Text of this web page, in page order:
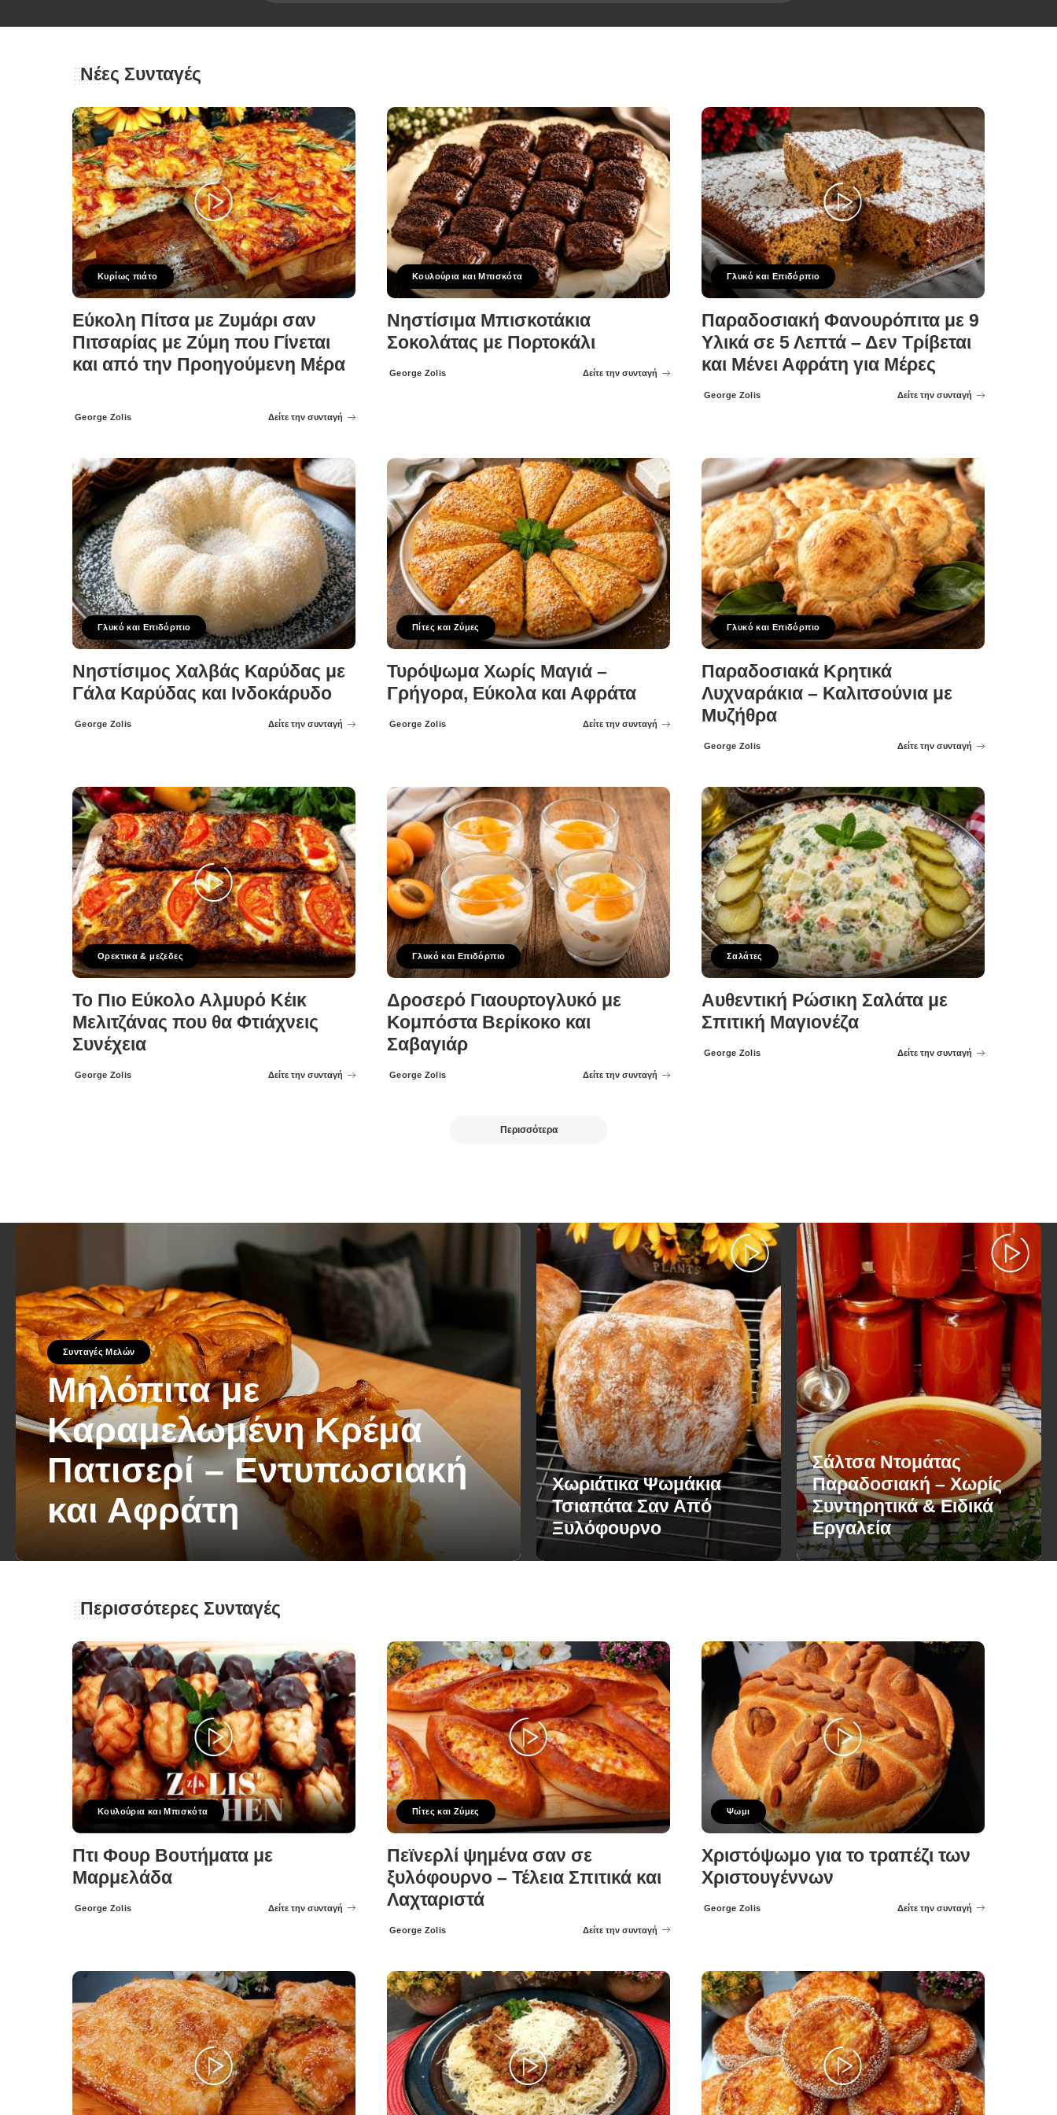
Νέες Συνταγές
Κυρίως πιάτο
Εύκολη Πίτσα με Ζυμάρι σαν
Πιτσαρίας με Ζύμη που Γίνεται
και από την Προηγούμενη Μέρα
Posted
George Zolis Δείτε την συνταγή
Κουλούρια και Μπισκότα
Νηστίσιμα Μπισκοτάκια
Σοκολάτας με Πορτοκάλι
Posted
George Zolis Δείτε την συνταγή
Γλυκό και Επιδόρπιο
Παραδοσιακή Φανουρόπιτα με 9
Υλικά σε 5 Λεπτά – Δεν Τρίβεται
και Μένει Αφράτη για Μέρες
Posted
George Zolis Δείτε την συνταγή
Γλυκό και Επιδόρπιο
Νηστίσιμος Χαλβάς Καρύδας με
Γάλα Καρύδας και Ινδοκάρυδο
Posted
George Zolis Δείτε την συνταγή
Πίτες και Ζύμες
Τυρόψωμα Χωρίς Μαγιά –
Γρήγορα, Εύκολα και Αφράτα
Posted
George Zolis Δείτε την συνταγή
Γλυκό και Επιδόρπιο
Παραδοσιακά Κρητικά
Λυχναράκια – Καλιτσούνια με
Μυζήθρα
Posted
George Zolis Δείτε την συνταγή
Ορεκτικα & μεζεδες
Το Πιο Εύκολο Αλμυρό Κέικ
Μελιτζάνας που θα Φτιάχνεις
Συνέχεια
Posted
George Zolis Δείτε την συνταγή
Γλυκό και Επιδόρπιο
Δροσερό Γιαουρτογλυκό με
Κομπόστα Βερίκοκο και
Σαβαγιάρ
Posted
George Zolis Δείτε την συνταγή
Σαλάτες
Αυθεντική Ρώσικη Σαλάτα με
Σπιτική Μαγιονέζα
Posted
George Zolis Δείτε την συνταγή
Περισσότερα
Συνταγές Μελών
Μηλόπιτα με
Καραμελωμένη Κρέμα
Πατισερί – Εντυπωσιακή
και Αφράτη
30 Σεπτεμβρίου 2025
Χωριάτικα Ψωμάκια
Τσιαπάτα Σαν Από
Ξυλόφουρνο
Σάλτσα Ντομάτας
Παραδοσιακή – Χωρίς
Συντηρητικά & Ειδικά
Εργαλεία
Περισσότερες Συνταγές
Κουλούρια και Μπισκότα
Πτι Φουρ Βουτήματα με
Μαρμελάδα
Posted
George Zolis Δείτε την συνταγή
Πίτες και Ζύμες
Πεϊνερλί ψημένα σαν σε
ξυλόφουρνο – Τέλεια Σπιτικά και
Λαχταριστά
Posted
George Zolis Δείτε την συνταγή
Ψωμι
Χριστόψωμο για το τραπέζι των
Χριστουγέννων
Posted
George Zolis Δείτε την συνταγή